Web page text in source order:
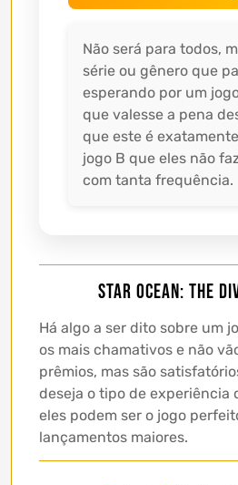
Não será para todos,
série ou gênero que
esperando por um
que valesse a pena
que este é
jogo B que eles não
com tanta frequência.
Star Ocean: The
Há algo a ser dito sobre um
os mais chamativos e não
prêmios, mas são
deseja o tipo de experiência
eles podem ser o jogo
lançamentos maiores.